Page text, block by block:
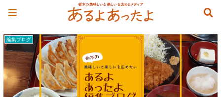
編集ブログ